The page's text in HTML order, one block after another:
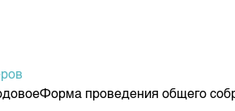
Расписание аукционов
проведения общего